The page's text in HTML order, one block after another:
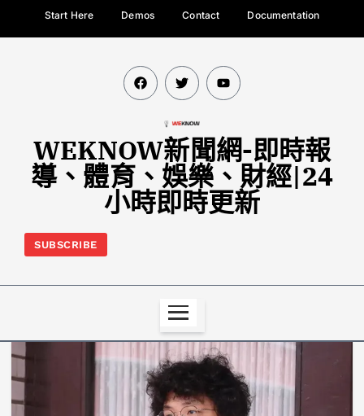
Start Here Demos Contact Documentation
WEKNOW新聞網-即時報
導、體育、娛樂、財經|24
小時即時更新
SUBSCRIBE